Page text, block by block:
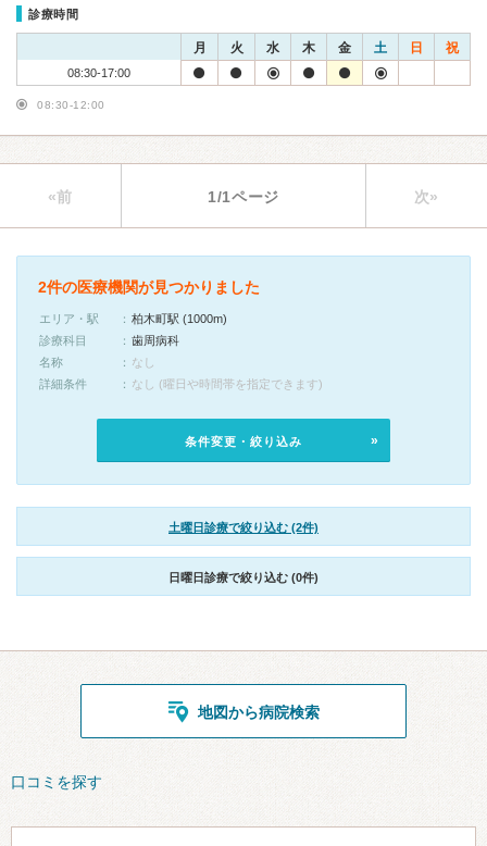
診療時間
月 火 水 木 金 土 日 祝
08:30-17:00
08:30-12:00
«前 1/1ページ 次»
2件の医療機関が見つかりました
エリア・駅
柏木町駅 (1000m)
診療科目
歯周病科
名称
なし
詳細条件
なし (曜日や時間帯を指定できます)
条件変更・絞り込み
土曜日診療で絞り込む (2件)
日曜日診療で絞り込む (0件)
地図から病院検索
口コミを探す